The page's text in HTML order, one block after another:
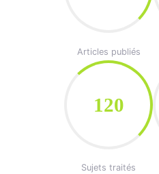
Articles publiés
120
Sujets traités